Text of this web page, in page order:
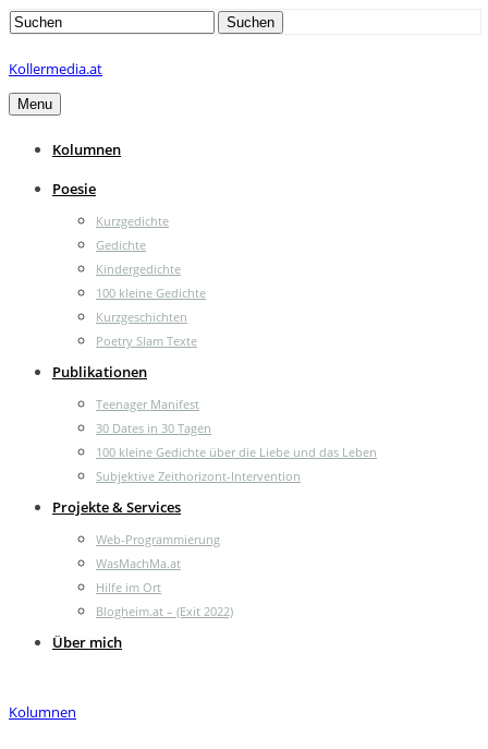
Search
Suchen
Kollermedia.at
Menu
Kolumnen
Poesie
Kurzgedichte
Gedichte
Kindergedichte
100 kleine Gedichte
Kurzgeschichten
Poetry Slam Texte
Publikationen
Teenager Manifest
30 Dates in 30 Tagen
100 kleine Gedichte über die Liebe und das Leben
Subjektive Zeithorizont-Intervention
Projekte & Services
Web-Programmierung
WasMachMa.at
Hilfe im Ort
Blogheim.at – (Exit 2022)
Über mich
Kolumnen